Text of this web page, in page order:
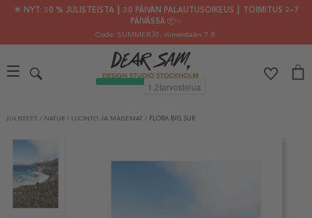
🌟 NYT: 30 % JULISTEISTA ┃ 30 PÄIVÄN PALAUTUSOIKEUS ┃ TOIMITUS 2–7
PÄIVÄSSÄ 📦✨
Code: SUMMER30, viimeistään 7.8.
JULISTEET / NATUR / LUONTO JA MAISEMAT / FLORA BIG SUR